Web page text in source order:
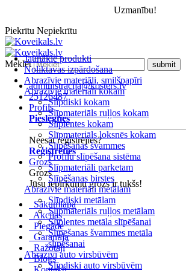
Uzmanību!
Piekrītu Nepiekrītu
Jaunākie produkti
Noliktavas izpārdošana
Abrazīvie materiāli, smilšpapīri
Abrazīvie materiāli kokam
Slīpdiski kokam
Slīpmateriāls ruļļos kokam
Slīplentes kokam
Slīpmateriāls loksnēs kokam
Slīpēšanas švammes
Profilu slīpēšana sistēma
Slīpmateriāli parketam
Slīpēšanas birstes
Abrazīvie materiāli metālam
Slīpdiski metālam
Slīpmateriāls ruļļos metālam
Slīplentes metāla slīpēšanai
Slīpēšanas švammes metāla
slīpēšanai
Abrazīvi auto virsbūvēm
Slīpdiski auto virsbūvēm
Meklēt
administracija@kosters.lv
25126487
Profils
Pieslēgties
Neesat reģistrējies?
Reģistrēties
Grozs
Grozs
Jūsu iepirkumu grozs ir tukšs!
Sākumlapa
Akcijas
Piegāde
Garantija
Ražotāji
Blogs